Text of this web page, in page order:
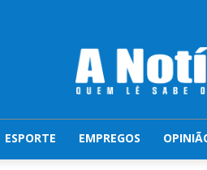
ESPORTE EMPREGOS